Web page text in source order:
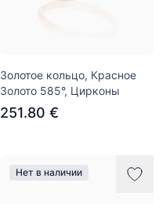
Золотое кольцо, Красное
Золото 585°, Цирконы
251.80 €
Нет в наличии